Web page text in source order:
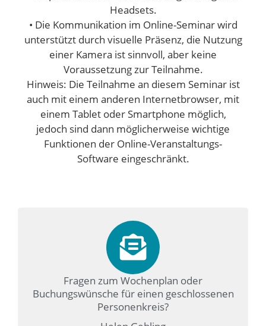
Headsets.
• Die Kommunikation im Online-Seminar wird
unterstützt durch visuelle Präsenz, die Nutzung
einer Kamera ist sinnvoll, aber keine
Voraussetzung zur Teilnahme.
Hinweis: Die Teilnahme an diesem Seminar ist
auch mit einem anderen Internetbrowser, mit
einem Tablet oder Smartphone möglich,
jedoch sind dann möglicherweise wichtige
Funktionen der Online-Veranstaltungs-
Software eingeschränkt.
Fragen zum Wochenplan oder
Buchungswünsche für einen geschlossenen
Personenkreis?